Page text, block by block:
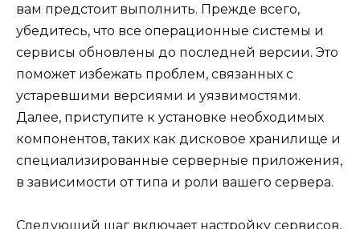
вам предстоит выполнить. Прежде всего,
убедитесь, что все операционные системы и
сервисы обновлены до последней версии. Это
поможет избежать проблем, связанных с
устаревшими версиями и уязвимостями.
Далее, приступите к установке необходимых
компонентов, таких как дисковое хранилище и
специализированные серверные приложения,
в зависимости от типа и роли вашего сервера.
Следующий шаг включает настройку сервисов,